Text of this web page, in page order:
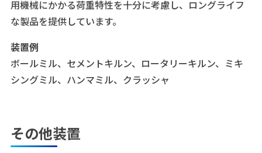
用機械にかかる荷重特性を十分に考慮し、ロングライフ
な製品を提供しています。
装置例
ボールミル、セメントキルン、ロータリーキルン、ミキ
シングミル、ハンマミル、クラッシャ
その他装置